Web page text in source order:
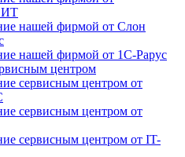
ИТ
нашей фирмой от Слон
нашей фирмой от 1С-Рарус
центром
сервисным центром от
сервисным центром от
сервисным центром от IT-